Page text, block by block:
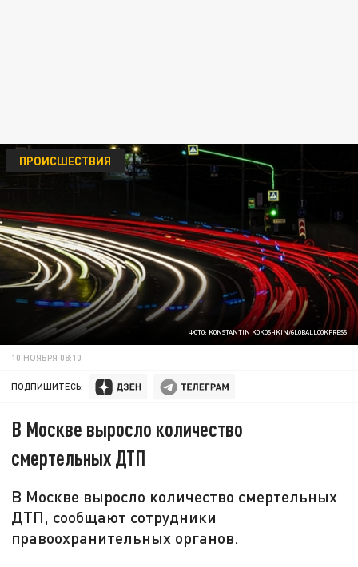
ФОТО: KONSTANTIN KOKOSHKIN/GLOBALLOOKPRESS
ПРОИСШЕСТВИЯ
10 НОЯБРЯ 08:10
ПОДПИШИТЕСЬ:
В Москве выросло количество
смертельных ДТП
В Москве выросло количество смертельных
ДТП, сообщают сотрудники
правоохранительных органов.